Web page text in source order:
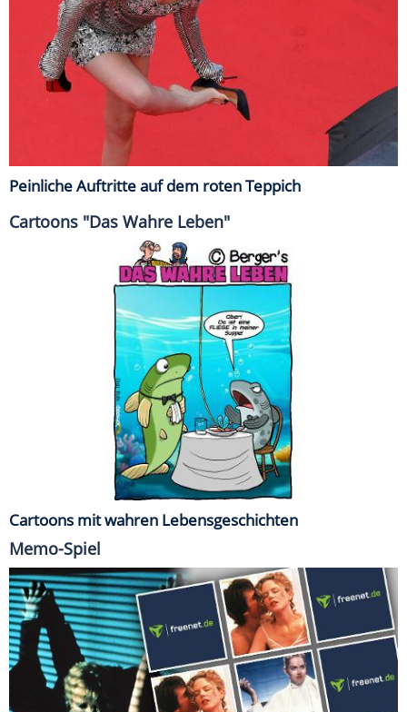
Peinliche Auftritte auf dem roten Teppich
Cartoons "Das Wahre Leben"
Cartoons mit wahren Lebensgeschichten
Memo-Spiel